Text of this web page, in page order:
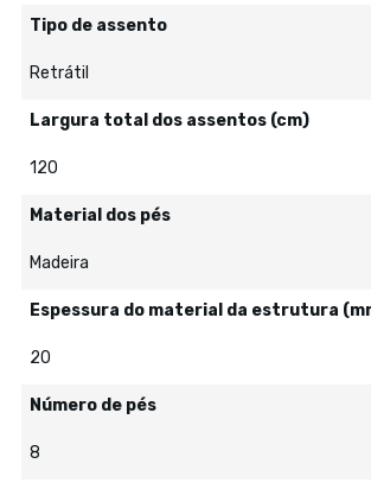
Tipo de assento
Retrátil
Largura total dos assentos (cm)
120
Material dos pés
Madeira
Espessura do material da estrutura
20
Número de pés
8